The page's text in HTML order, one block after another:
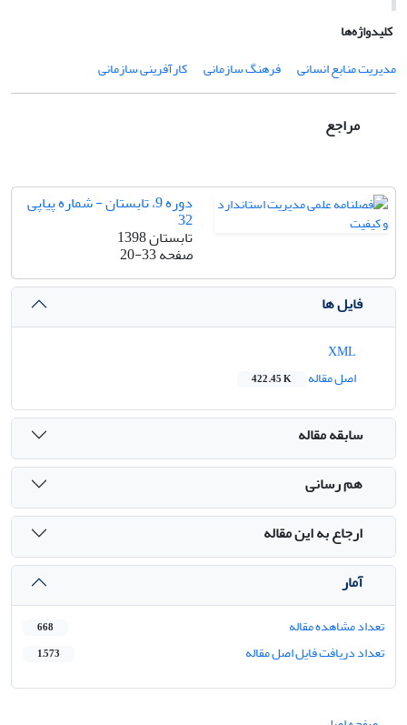
کلیدواژه‌ها
مدیریت منابع انسانی
فرهنگ سازمانی کارآفرینی سازمانی
مراجع
دوره 9، تابستان - شماره پیاپی
32
تابستان 1398
صفحه20-33
فایل ها
اصل مقاله
422.45 K
سابقه مقاله
هم رسانی
ارجاع به این مقاله
آمار
تعداد مشاهده مقاله 668
تعداد دریافت فایل اصل مقاله 1,573